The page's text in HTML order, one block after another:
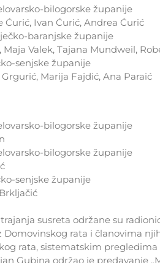
bilogorske županije
Ivan Ćurić, Andrea Ćurić
baranjske županije
Valek, Tajana Mundweil,
senjske županije
Marija Fajdić, Ana Paraić
bilogorske županije
bilogorske županije
senjske županije
susreta održane su
rata i članovima
rata, sistematskim
Gubina održao je predavanje